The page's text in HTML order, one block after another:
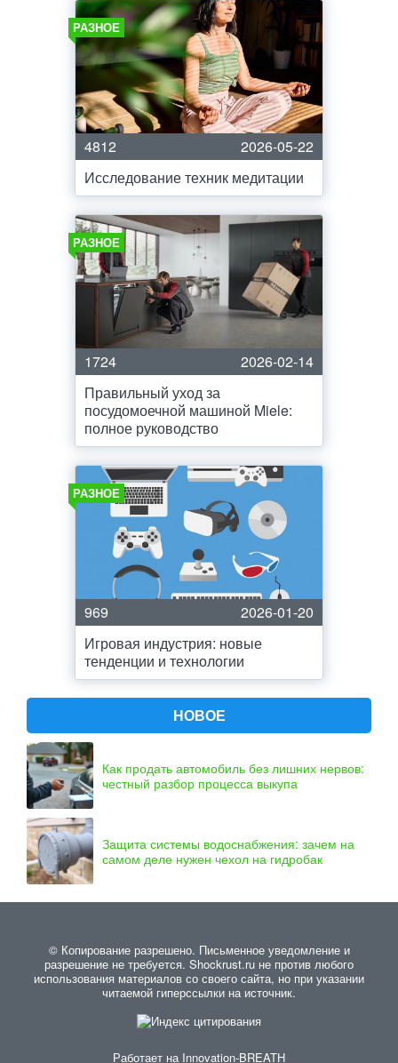
РАЗНОЕ
4812
2026-05-22
Исследование техник медитации
РАЗНОЕ
1724
2026-02-14
Правильный уход за
посудомоечной машиной Miele:
полное руководство
РАЗНОЕ
969
2026-01-20
Игровая индустрия: новые
тенденции и технологии
НОВОЕ
Как продать автомобиль без лишних нервов:
честный разбор процесса выкупа
Защита системы водоснабжения: зачем на
самом деле нужен чехол на гидробак
© Копирование разрешено. Письменное уведомление и
разрешение не требуется. Shockrust.ru не против любого
использования материалов со своего сайта, но при указании
читаемой гиперссылки на источник.
Работает на Innovation-BREATH